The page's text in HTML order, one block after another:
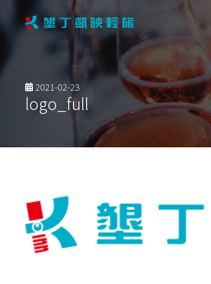
2021-02-23
logo_full